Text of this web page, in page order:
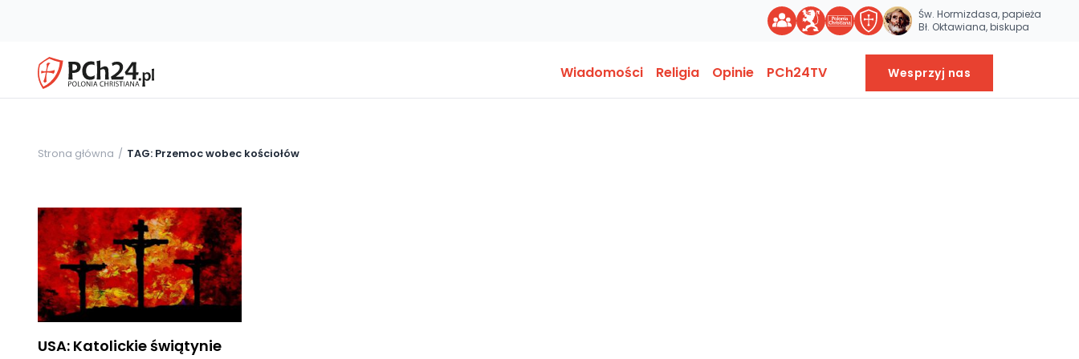
Św. Hormizdasa, papieża
Bł. Oktawiana, biskupa
Wiadomości Religia Opinie PCh24TV Wesprzyj nas
Strona główna TAG: Przemoc wobec kościołów
USA: Katolickie świątynie